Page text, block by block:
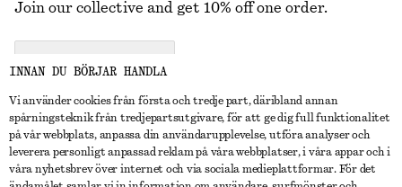
KONTAKTA OSS
Kontakta oss Instagram
KUNDTJÄNST
Join our collective and get 10% off one order.
INNAN DU BÖRJAR HANDLA
Vi använder cookies från första och tredje part, däribland annan
spårningsteknik från tredjepartsutgivare, för att ge dig full funktionalitet
på vår webbplats, anpassa din användarupplevelse, utföra analyser och
leverera personligt anpassad reklam på våra webbplatser, i våra appar och i
våra nyhetsbrev över internet och via sociala medieplattformar. För det